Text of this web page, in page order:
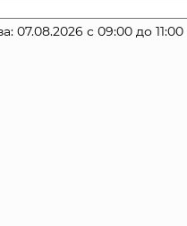
с 09:00 до 11:00